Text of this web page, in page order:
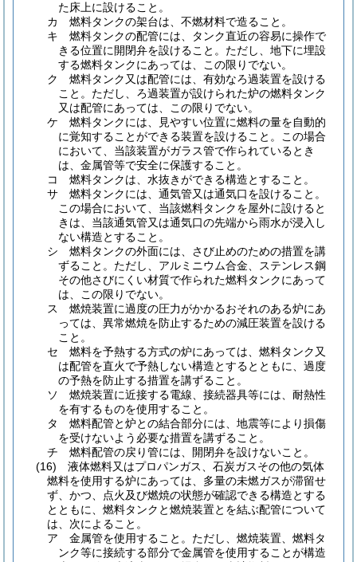
た床上に設けること。
カ
燃料タンクの架台は、不燃材料で造ること。
キ
燃料タンクの配管には、タンク直近の容易に操作で
きる位置に開閉弁を設けること。 ただし、地下に埋設
する燃料タンクにあっては、この限りでない。
ク
燃料タンク又は配管には、有効なろ過装置を設ける
こと。 ただし、ろ過装置が設けられた炉の燃料タンク
又は配管にあっては、この限りでない。
ケ
燃料タンクには、見やすい位置に燃料の量を自動的
に覚知することができる装置を設けること。
この場合
において、当該装置がガラス管で作られているとき
は、金属管等で安全に保護すること。
コ
燃料タンクは、水抜きができる構造とすること。
サ
燃料タンクには、通気管又は通気口を設けること。
この場合において、当該燃料タンクを屋外に設けると
きは、当該通気管又は通気口の先端から雨水が浸入し
ない構造とすること。
シ
燃料タンクの外面には、さび止めのための措置を講
ずること。 ただし、アルミニウム合金、ステンレス鋼
その他さびにくい材質で作られた燃料タンクにあって
は、この限りでない。
ス
燃焼装置に過度の圧力がかかるおそれのある炉にあ
っては、異常燃焼を防止するための減圧装置を設ける
こと。
セ
燃料を予熱する方式の炉にあっては、燃料タンク又
は配管を直火で予熱しない構造とするとともに、過度
の予熱を防止する措置を講ずること。
ソ
燃焼装置に近接する電線、接続器具等には、耐熱性
を有するものを使用すること。
タ
燃料配管と炉との結合部分には、地震等により損傷
を受けないよう必要な措置を講ずること。
チ
燃料配管の戻り管には、開閉弁を設けないこと。
(16)
液体燃料又はプロパンガス、石炭ガスその他の気体
燃料を使用する炉にあっては、多量の未燃ガスが滞留せ
ず、かつ、点火及び燃焼の状態が確認できる構造とする
とともに、燃料タンクと燃焼装置とを結ぶ配管について
は、次によること。
ア
金属管を使用すること。 ただし、燃焼装置、燃料タ
ンク等に接続する部分で金属管を使用することが構造